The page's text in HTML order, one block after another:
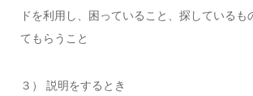
ドを利用し、困っていること、探しているも
てもらうこと
３） 説明をするとき